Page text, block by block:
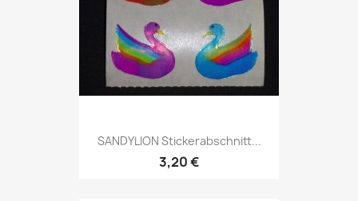
SANDYLION Stickerabschnitt...
3,20 €